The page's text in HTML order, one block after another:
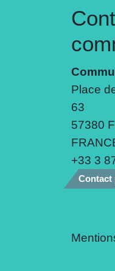
Place
63
57380
+33 3
Contact